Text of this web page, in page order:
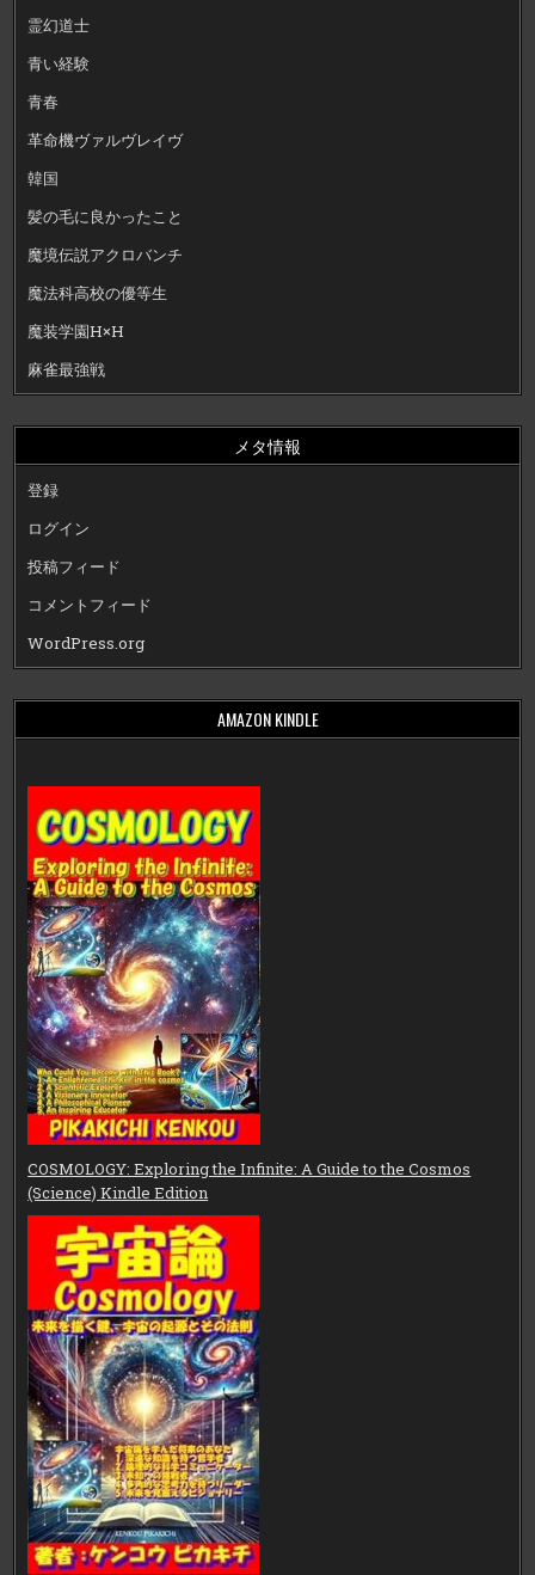
霊幻道士
青い経験
青春
革命機ヴァルヴレイヴ
韓国
髪の毛に良かったこと
魔境伝説アクロバンチ
魔法科高校の優等生
魔装学園H×H
麻雀最強戦
メタ情報
登録
ログイン
投稿フィード
コメントフィード
WordPress.org
AMAZON KINDLE
COSMOLOGY: Exploring the Infinite: A Guide to the Cosmos
(Science) Kindle Edition